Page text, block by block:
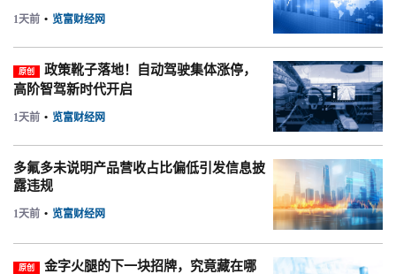
1天前 • 览富财经网
原创
政策靴子落地！自动驾驶集体涨停，
高阶智驾新时代开启
1天前 • 览富财经网
多氟多未说明产品营收占比偏低引发信息披
露违规
1天前 • 览富财经网
原创
金字火腿的下一块招牌，究竟藏在哪